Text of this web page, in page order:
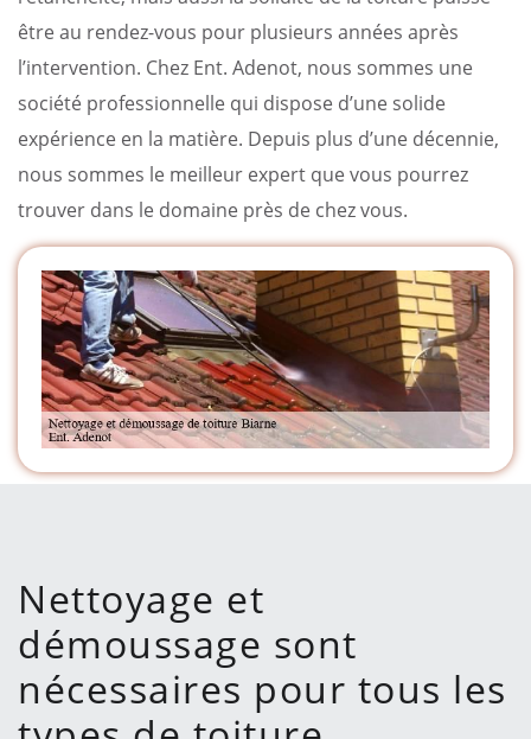
être au rendez-vous pour plusieurs années après
l’intervention. Chez Ent. Adenot, nous sommes une
société professionnelle qui dispose d’une solide
expérience en la matière. Depuis plus d’une décennie,
nous sommes le meilleur expert que vous pourrez
trouver dans le domaine près de chez vous.
Nettoyage et
démoussage sont
nécessaires pour tous les